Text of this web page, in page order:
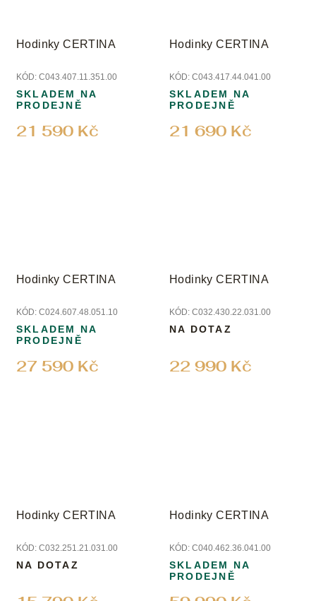
Hodinky CERTINA
KÓD: C043.407.11.351.00
21 590 Kč
SKLADEM NA
PRODEJNĚ
Hodinky CERTINA
KÓD: C043.417.44.041.00
21 690 Kč
SKLADEM NA
PRODEJNĚ
Hodinky CERTINA
KÓD: C024.607.48.051.10
27 590 Kč
SKLADEM NA
PRODEJNĚ
Hodinky CERTINA
KÓD: C032.430.22.031.00
22 990 Kč
NA DOTAZ
Hodinky CERTINA
KÓD: C032.251.21.031.00
NA DOTAZ
Hodinky CERTINA
KÓD: C040.462.36.041.00
SKLADEM NA
PRODEJNĚ